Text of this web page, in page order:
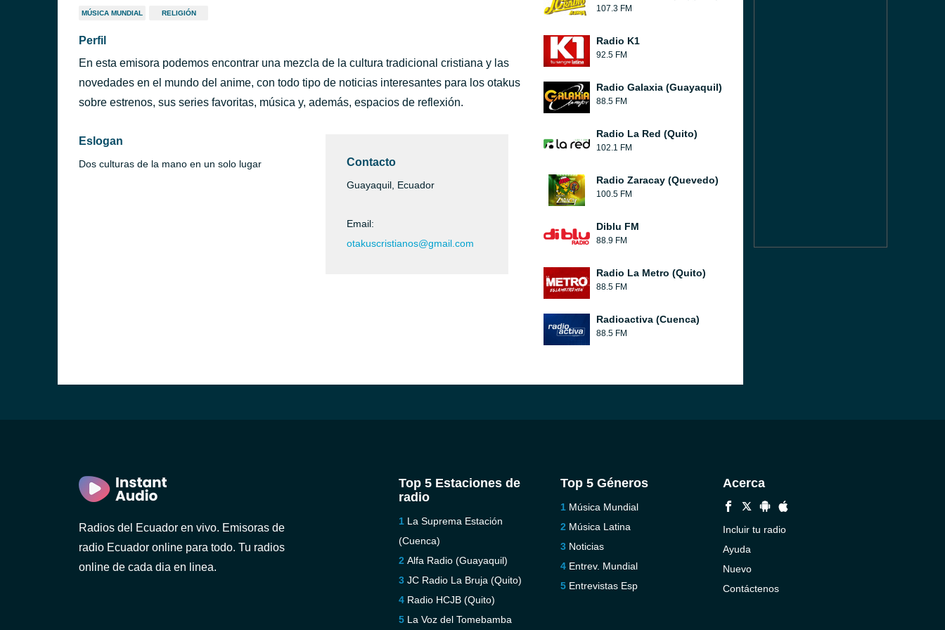
MÚSICA MUNDIAL RELIGIÓN
Perfil
En esta emisora podemos encontrar una mezcla de la cultura tradicional cristiana y las
novedades en el mundo del anime, con todo tipo de noticias interesantes para los otakus
sobre estrenos, sus series favoritas, música y, además, espacios de reflexión.
Eslogan
Dos culturas de la mano en un solo lugar Contacto
Guayaquil, Ecuador
Email:
otakuscristianos@gmail.com
107.3 FM
Radio K1
92.5 FM
Radio Galaxia (Guayaquil)
88.5 FM
Radio La Red (Quito)
102.1 FM
Radio Zaracay (Quevedo)
100.5 FM
Diblu FM
88.9 FM
Radio La Metro (Quito)
88.5 FM
Radioactiva (Cuenca)
88.5 FM
Radios del Ecuador en vivo. Emisoras de
radio Ecuador online para todo. Tu radios
online de cada dia en linea.
Top 5 Estaciones de
radio
La Suprema Estación
(Cuenca)
Alfa Radio (Guayaquil)
JC Radio La Bruja (Quito)
Radio HCJB (Quito)
La Voz del Tomebamba
Top 5 Géneros
Música Mundial
Música Latina
Noticias
Entrev. Mundial
Entrevistas Esp
Acerca
Incluir tu radio
Ayuda
Nuevo
Contáctenos